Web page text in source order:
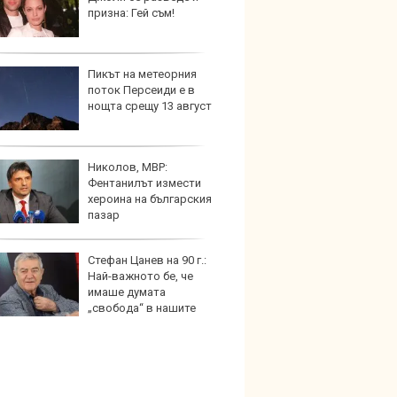
призна: Гей съм!
Пикът на метеорния
поток Персеиди е в
нощта срещу 13 август
Николов, МВР:
Фентанилът измести
хероина на българския
пазар
Стефан Цанев на 90 г.:
Най-важното бе, че
имаше думата
„свобода“ в нашите